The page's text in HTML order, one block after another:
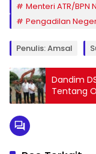
Menteri ATR/BPN
Pengadilan
Penulis: Amsal
Dandim
Tentang